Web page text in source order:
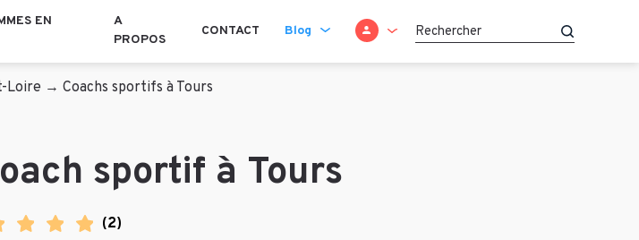
EN
A
PROPOS
CONTACT Blog SE CONNECTER
Loire → Coachs sportifs à Tours
sportif à Tours
(2)